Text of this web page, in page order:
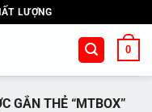
LƯỢNG
0
GẮN THẺ “MTBOX”